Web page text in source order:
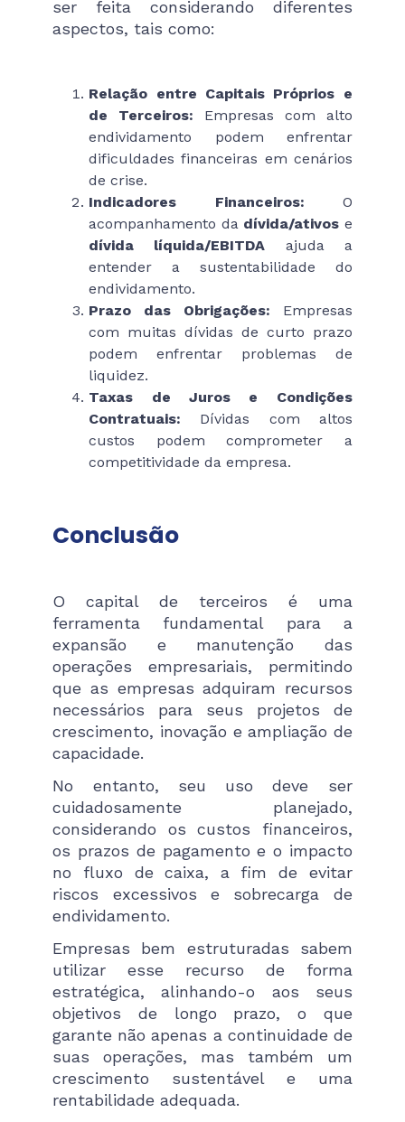
ser feita considerando diferentes
aspectos, tais como:
Relação entre Capitais Próprios e
de Terceiros: Empresas com alto
endividamento podem enfrentar
dificuldades financeiras em cenários
de crise.
Indicadores Financeiros: O
acompanhamento da dívida/ativos e
dívida líquida/EBITDA ajuda a
entender a sustentabilidade do
endividamento.
Prazo das Obrigações: Empresas
com muitas dívidas de curto prazo
podem enfrentar problemas de
liquidez.
Taxas de Juros e Condições
Contratuais: Dívidas com altos
custos podem comprometer a
competitividade da empresa.
Conclusão
O capital de terceiros é uma
ferramenta fundamental para a
expansão e manutenção das
operações empresariais, permitindo
que as empresas adquiram recursos
necessários para seus projetos de
crescimento, inovação e ampliação de
capacidade.
No entanto, seu uso deve ser
cuidadosamente planejado,
considerando os custos financeiros,
os prazos de pagamento e o impacto
no fluxo de caixa, a fim de evitar
riscos excessivos e sobrecarga de
endividamento.
Empresas bem estruturadas sabem
utilizar esse recurso de forma
estratégica, alinhando-o aos seus
objetivos de longo prazo, o que
garante não apenas a continuidade de
suas operações, mas também um
crescimento sustentável e uma
rentabilidade adequada.